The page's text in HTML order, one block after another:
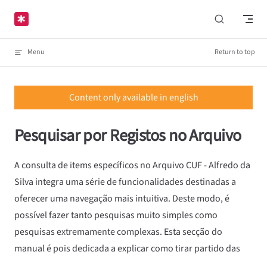
Skip to content
Menu Return to top
Content only available in english
Pesquisar por Registos no Arquivo
A consulta de items específicos no Arquivo CUF - Alfredo da
Silva integra uma série de funcionalidades destinadas a
oferecer uma navegação mais intuitiva. Deste modo, é
possível fazer tanto pesquisas muito simples como
pesquisas extremamente complexas. Esta secção do
manual é pois dedicada a explicar como tirar partido das